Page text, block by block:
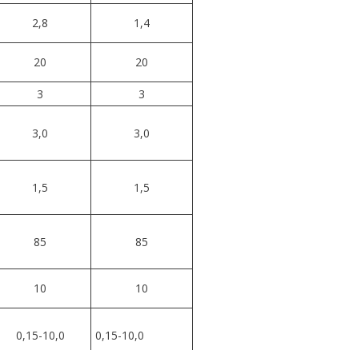
2,8 1,4
20 20
3
3
3,0 3,0
1,5 1,5
85 85
10 10
0,15-10,0 0,15-10,0